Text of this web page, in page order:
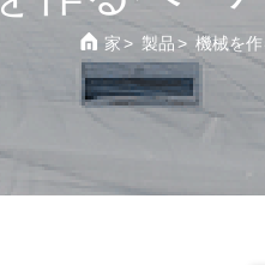
家> 製品> 機械を